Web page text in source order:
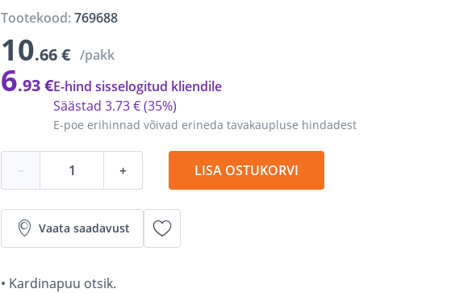
Tootekood:769688
10.66 € /pakk
6.93 €
E-poe erihinnad võivad erineda tavakaupluse hindadest
Säästad 3.73 €(35%)
E-hind sisselogitud kliendile
− + LISA OSTUKORVI
Vaata saadavust
• Kardinapuu otsik.